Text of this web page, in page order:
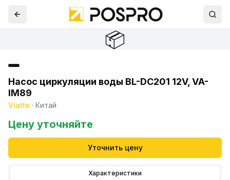
📦
Насос циркуляции воды ВL-DС201 12V, VA-
IM89
Viatto · Китай
Цену уточняйте
Уточнить цену
Характеристики